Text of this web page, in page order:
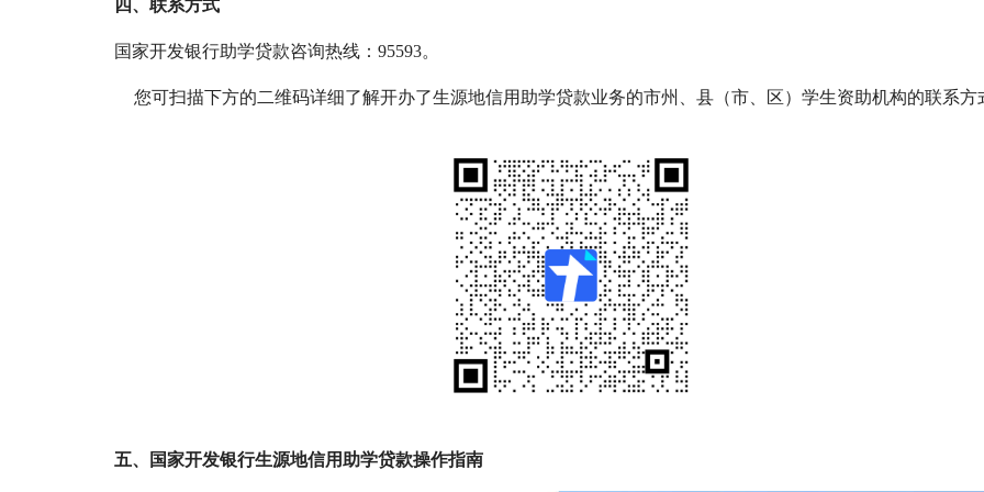
四、联系方式
国家开发银行助学贷款咨询热线：95593。
您可扫描下方的二维码详细了解开办了生源地信用助学贷款业务的市州、县（市、区）学生资助机构的联系方
五、国家开发银行生源地信用助学贷款操作指南